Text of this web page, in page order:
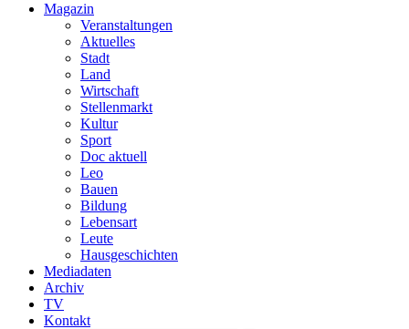
Magazin
Veranstaltungen
Aktuelles
Stadt
Land
Wirtschaft
Stellenmarkt
Kultur
Sport
Doc aktuell
Leo
Bauen
Bildung
Lebensart
Leute
Hausgeschichten
Mediadaten
Archiv
TV
Kontakt